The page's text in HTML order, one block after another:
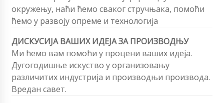
окружењу, наћи ћемо сваког стручњака, помоћи
ћемо у развоју опреме и технологија
ДИСКУСИЈА ВАШИХ ИДЕЈА ЗА ПРОИЗВОДЊУ
Ми ћемо вам помоћи у процени ваших идеја.
Дугогодишње искуство у организовању
различитих индустрија и производњи производа.
Вредан савет.